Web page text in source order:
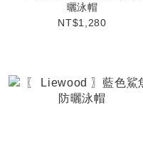
曬泳帽
NT$1,280